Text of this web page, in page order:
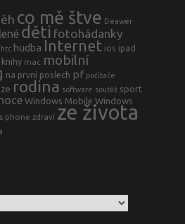
co mě štve Deawer
děti fotohádanky
htc hudba Internet ios ipad
knihy mac mobilní
na první poslech pf počítače
rodina software soutěž sport
Windows Mobile Windows
phone zdraví ze života